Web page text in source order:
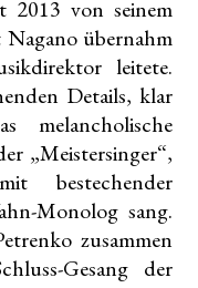
2013 von seinem
übernahm
leitete.
Details, klar
melancholische
„Meistersinger“,
bestechender
Monolog sang.
zusammen
Gesang der